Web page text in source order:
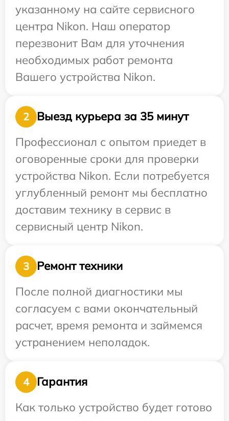
указанному на сайте сервисного
центра Nikon. Наш оператор
перезвонит Вам для уточнения
необходимых работ ремонта
Вашего устройства Nikon.
2
Выезд курьера за 35 минут
Профессионал с опытом приедет в
оговоренные сроки для проверки
устройства Nikon. Если потребуется
углубленный ремонт мы бесплатно
доставим технику в сервис в
сервисный центр Nikon.
3
Ремонт техники
После полной диагностики мы
согласуем с вами окончательный
расчет, время ремонта и займемся
устранением неполадок.
4
Гарантия
Как только устройство будет готово